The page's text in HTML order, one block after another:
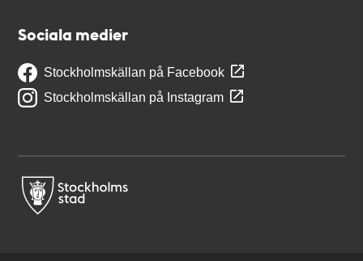
Sociala medier
Stockholmskällan på Facebook
Stockholmskällan på Instagram